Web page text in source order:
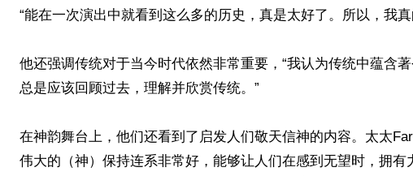
“能在一次演出中就看到这么多的历史，真是太好了。所以，我
他还强调传统对于当今时代依然非常重要，“我认为传统中蕴含
总是应该回顾过去，理解并欣赏传统。”
在神韵舞台上，他们还看到了启发人们敬天信神的内容。太太
伟大的（神）保持连系非常好，能够让人们在感到无望时，拥有